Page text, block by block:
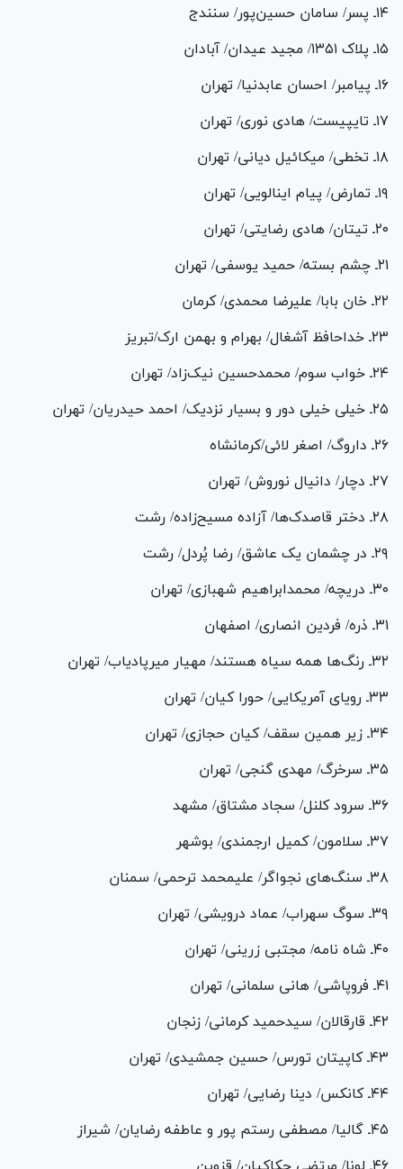
۱۴ـ پسر/ سامان حسین­‌پور/ سنندج
۱۵ـ پلاک ۱۳۵۱/ مجید عیدان/ آبادان
۱۶ـ پیام­بر/ احسان عابدنیا/ تهران
۱۷ـ تایپیست/ هادی نوری/ تهران
۱۸ـ تخطی/ میکائیل دیانی/ تهران
۱۹ـ تمارض/ پیام اینالویی/ تهران
۲۰ـ تیتان/ هادی رضایتی/ تهران
۲۱ـ چشم بسته/ حمید یوسفی/ تهران
۲۲ـ خان بابا/ علیرضا محمدی/ کرمان
۲۳ـ خداحافظ آشغال/ بهرام و بهمن ارک/تبریز
۲۴ـ خواب سوم/ محمدحسین نیک­‌زاد/ تهران
۲۵ـ خیلی خیلی دور و بسیار نزدیک/ احمد حیدریان/ تهران
۲۶ـ داروگ/ اصغر لائی/کرمانشاه
۲۷ـ دچار/ دانیال نوروش/ تهران
۲۸ـ دختر قاصدک­‌ها/ آزاده مسیح­‌زاده/ رشت
۲۹ـ در چشمان یک عاشق/ رضا پُردل/ رشت
۳۰ـ دریچه/ محمدابراهیم شهبازی/ تهران
۳۱ـ ذره/ فردین انصاری/ اصفهان
۳۲ـ رنگ‌ها همه سیاه هستند/ مهیار میرپادیاب/ تهران
۳۳ـ رویای آمریکایی/ حورا کیان/ تهران
۳۴ـ زیر همین سقف/ کیان حجازی/ تهران
۳۵ـ سرخ­رگ/ مهدی گنجی/ تهران
۳۶ـ سرود کلنل/ سجاد مشتاق/ مشهد
۳۷ـ سلامون/ کمیل ارجمندی/ بوشهر
۳۸ـ سنگ­‌های نجواگر/ علی­محمد ترحمی/ سمنان
۳۹ـ سوگ سهراب/ عماد درویشی/ تهران
۴۰ـ شاه نامه/ مجتبی زرینی/ تهران
۴۱ـ فروپاشی/ هانی سلمانی/ تهران
۴۲ـ قارقالان/ سیدحمید کرمانی/ زنجان
۴۳ـ کاپیتان تورس/ حسین جمشیدی/ تهران
۴۴ـ کانکس/ دینا رضایی/ تهران
۴۵ـ گالیا/ مصطفی رستم پور و عاطفه رضایان/ شیراز